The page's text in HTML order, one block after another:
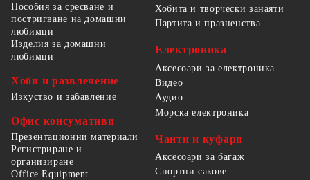
Пособия за сресване и
постригване на домашни
любимци
Изделия за домашни
любимци
Хоби и развлечение
Изкуство и забавление
Офис консумативи
Презентационни материали
Регистриране и
организиране
Office Equipment
Хобита и творчески занаяти
Партита и празненства
Електроника
Аксесоари за електроника
Видео
Аудио
Морска електроника
Чанти и куфари
Аксесоари за багаж
Спортни сакове